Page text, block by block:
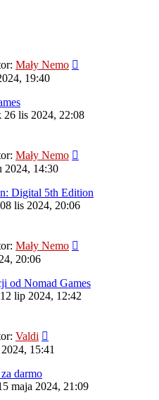
Mały Nemo
19:40
26 lis 2024, 22:08
Mały Nemo
2024, 14:30
Digital 5th Edition
lis 2024, 20:06
Mały Nemo
20:06
od Nomad Games
lip 2024, 12:42
Valdi
15:41
darmo
maja 2024, 21:09